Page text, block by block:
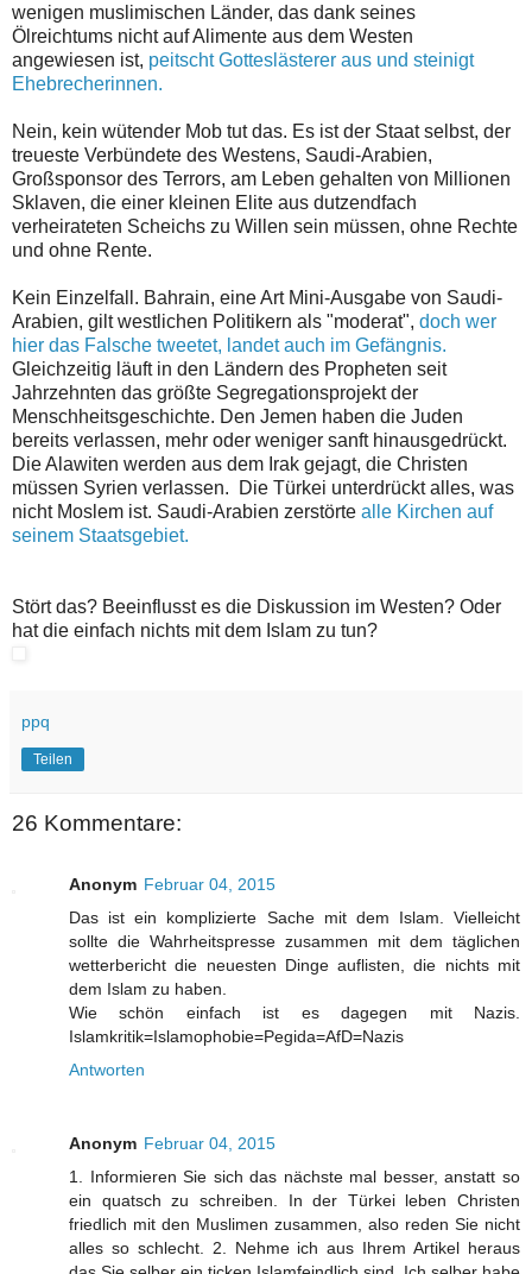
wenigen muslimischen Länder, das dank seines
Ölreichtums nicht auf Alimente aus dem Westen
angewiesen ist, peitscht Gotteslästerer aus und steinigt
Ehebrecherinnen.
Nein, kein wütender Mob tut das. Es ist der Staat selbst, der
treueste Verbündete des Westens, Saudi-Arabien,
Großsponsor des Terrors, am Leben gehalten von Millionen
Sklaven, die einer kleinen Elite aus dutzendfach
verheirateten Scheichs zu Willen sein müssen, ohne Rechte
und ohne Rente.
Kein Einzelfall. Bahrain, eine Art Mini-Ausgabe von Saudi-
Arabien, gilt westlichen Politikern als "moderat", doch wer
hier das Falsche tweetet, landet auch im Gefängnis.
Gleichzeitig läuft in den Ländern des Propheten seit
Jahrzehnten das größte Segregationsprojekt der
Menschheitsgeschichte. Den Jemen haben die Juden
bereits verlassen, mehr oder weniger sanft hinausgedrückt.
Die Alawiten werden aus dem Irak gejagt, die Christen
müssen Syrien verlassen. Die Türkei unterdrückt alles, was
nicht Moslem ist. Saudi-Arabien zerstörte alle Kirchen auf
seinem Staatsgebiet.
Stört das? Beeinflusst es die Diskussion im Westen? Oder
hat die einfach nichts mit dem Islam zu tun?
ppq
Teilen
26 Kommentare:
Anonym Februar 04, 2015
Das ist ein komplizierte Sache mit dem Islam. Vielleicht
sollte die Wahrheitspresse zusammen mit dem täglichen
wetterbericht die neuesten Dinge auflisten, die nichts mit
dem Islam zu haben.
Wie schön einfach ist es dagegen mit Nazis.
Islamkritik=Islamophobie=Pegida=AfD=Nazis
Antworten
Anonym Februar 04, 2015
1. Informieren Sie sich das nächste mal besser, anstatt so
ein quatsch zu schreiben. In der Türkei leben Christen
friedlich mit den Muslimen zusammen, also reden Sie nicht
alles so schlecht. 2. Nehme ich aus Ihrem Artikel heraus